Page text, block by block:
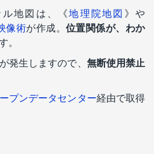
地図は、《地理院地図 》や
像術が作成。位置関係が、わか
。
発生しますので、 無断使用禁止
プンデータセンター経由で取得